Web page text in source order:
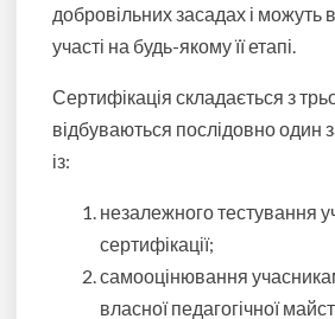
добровільних засадах і можуть
участі на будь-якому її етапі.
Сертифікація складається з
відбуваються послідовно один
із:
незалежного тестування
сертифікації;
самооцінювання
власної педагогічної